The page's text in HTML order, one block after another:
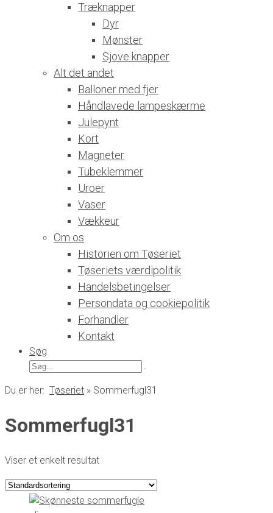
Træknapper
Dyr
Mønster
Sjove knapper
Alt det andet
Balloner med fjer
Håndlavede lampeskærme
Julepynt
Kort
Magneter
Tubeklemmer
Uroer
Vaser
Vækkeur
Om os
Historien om Tøseriet
Tøseriets værdipolitik
Handelsbetingelser
Persondata og cookiepolitik
Forhandler
Kontakt
Søg
Søg
Du er her: Tøseriet » Sommerfugl31
Sommerfugl31
Viser et enkelt resultat